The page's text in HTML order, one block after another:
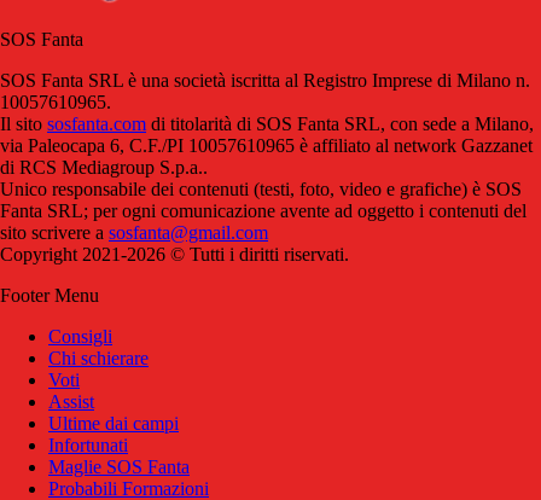
SOS Fanta
SOS Fanta SRL è una società iscritta al Registro Imprese di Milano n.
10057610965.
Il sito sosfanta.com di titolarità di SOS Fanta SRL, con sede a Milano,
via Paleocapa 6, C.F./PI 10057610965 è affiliato al network Gazzanet
di RCS Mediagroup S.p.a..
Unico responsabile dei contenuti (testi, foto, video e grafiche) è SOS
Fanta SRL; per ogni comunicazione avente ad oggetto i contenuti del
sito scrivere a sosfanta@gmail.com
Copyright 2021-2026 © Tutti i diritti riservati.
Footer Menu
Consigli
Chi schierare
Voti
Assist
Ultime dai campi
Infortunati
Maglie SOS Fanta
Probabili Formazioni